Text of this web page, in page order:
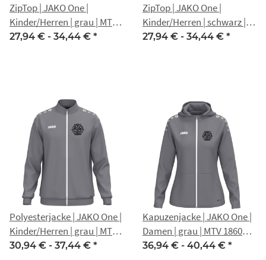
ZipTop | JAKO One |
Kinder/Herren | grau | MTV
1860 Erfurt
27,94 € - 34,44 € *
ZipTop | JAKO One |
Kinder/Herren | schwarz |
MTV 1860 Erfurt
27,94 € - 34,44 € *
Polyesterjacke | JAKO One |
Kinder/Herren | grau | MTV
1860 Erfurt
30,94 € - 37,44 € *
Kapuzenjacke | JAKO One |
Damen | grau | MTV 1860
Erfurt
36,94 € - 40,44 € *